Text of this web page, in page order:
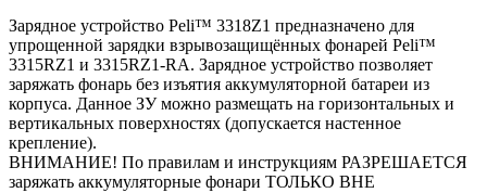
Зарядное устройство Peli™ 3318Z1 предназначено для
упрощенной зарядки взрывозащищённых фонарей Peli™
3315RZ1 и 3315RZ1-RA. Зарядное устройство позволяет
заряжать фонарь без изъятия аккумуляторной батареи из
корпуса. Данное ЗУ можно размещать на горизонтальных и
вертикальных поверхностях (допускается настенное
крепление).
ВНИМАНИЕ! По правилам и инструкциям РАЗРЕШАЕТСЯ
заряжать аккумуляторные фонари ТОЛЬКО ВНЕ